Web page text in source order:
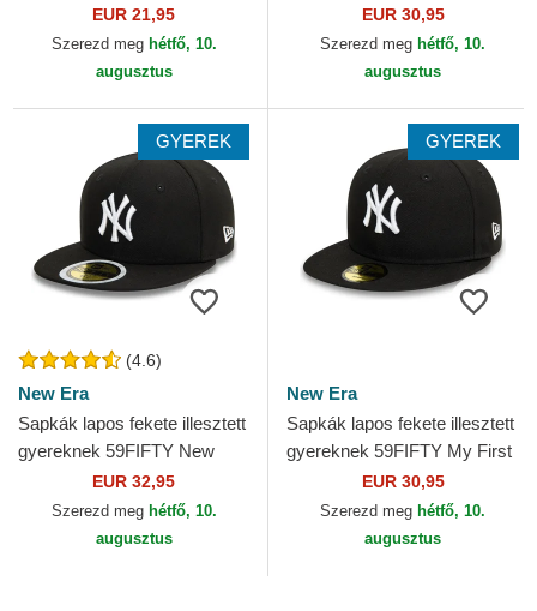
Superman DC Comics New
EUR 21,95
Szerezd meg hétfő, 10.
augusztus
Batman DC Comics New Era
EUR 30,95
Szerezd meg hétfő, 10.
augusztus
GYEREK
(4.6)
New Era
Sapkák lapos fekete illesztett
gyereknek 59FIFTY New
York Yankees MLB New Era
EUR 32,95
Szerezd meg hétfő, 10.
augusztus
GYEREK
New Era
Sapkák lapos fekete illesztett
gyereknek 59FIFTY My First
New York Yankees MLB New
EUR 30,95
Szerezd meg hétfő, 10.
augusztus